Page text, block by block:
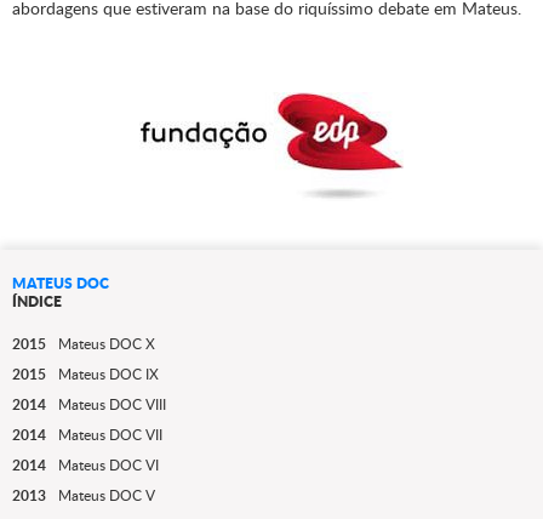
abordagens que estiveram na base do riquíssimo debate em Mateus.
MATEUS DOC
ÍNDICE
2015
Mateus DOC X
2015
Mateus DOC IX
2014
Mateus DOC VIII
2014
Mateus DOC VII
2014
Mateus DOC VI
2013
Mateus DOC V